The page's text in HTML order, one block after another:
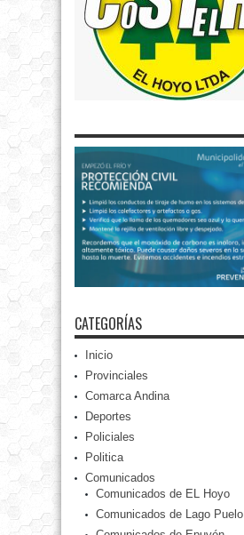
CATEGORÍAS
Inicio
Provinciales
Comarca Andina
Deportes
Policiales
Politica
Comunicados
Comunicados de EL Hoyo
Comunicados de Lago Puelo